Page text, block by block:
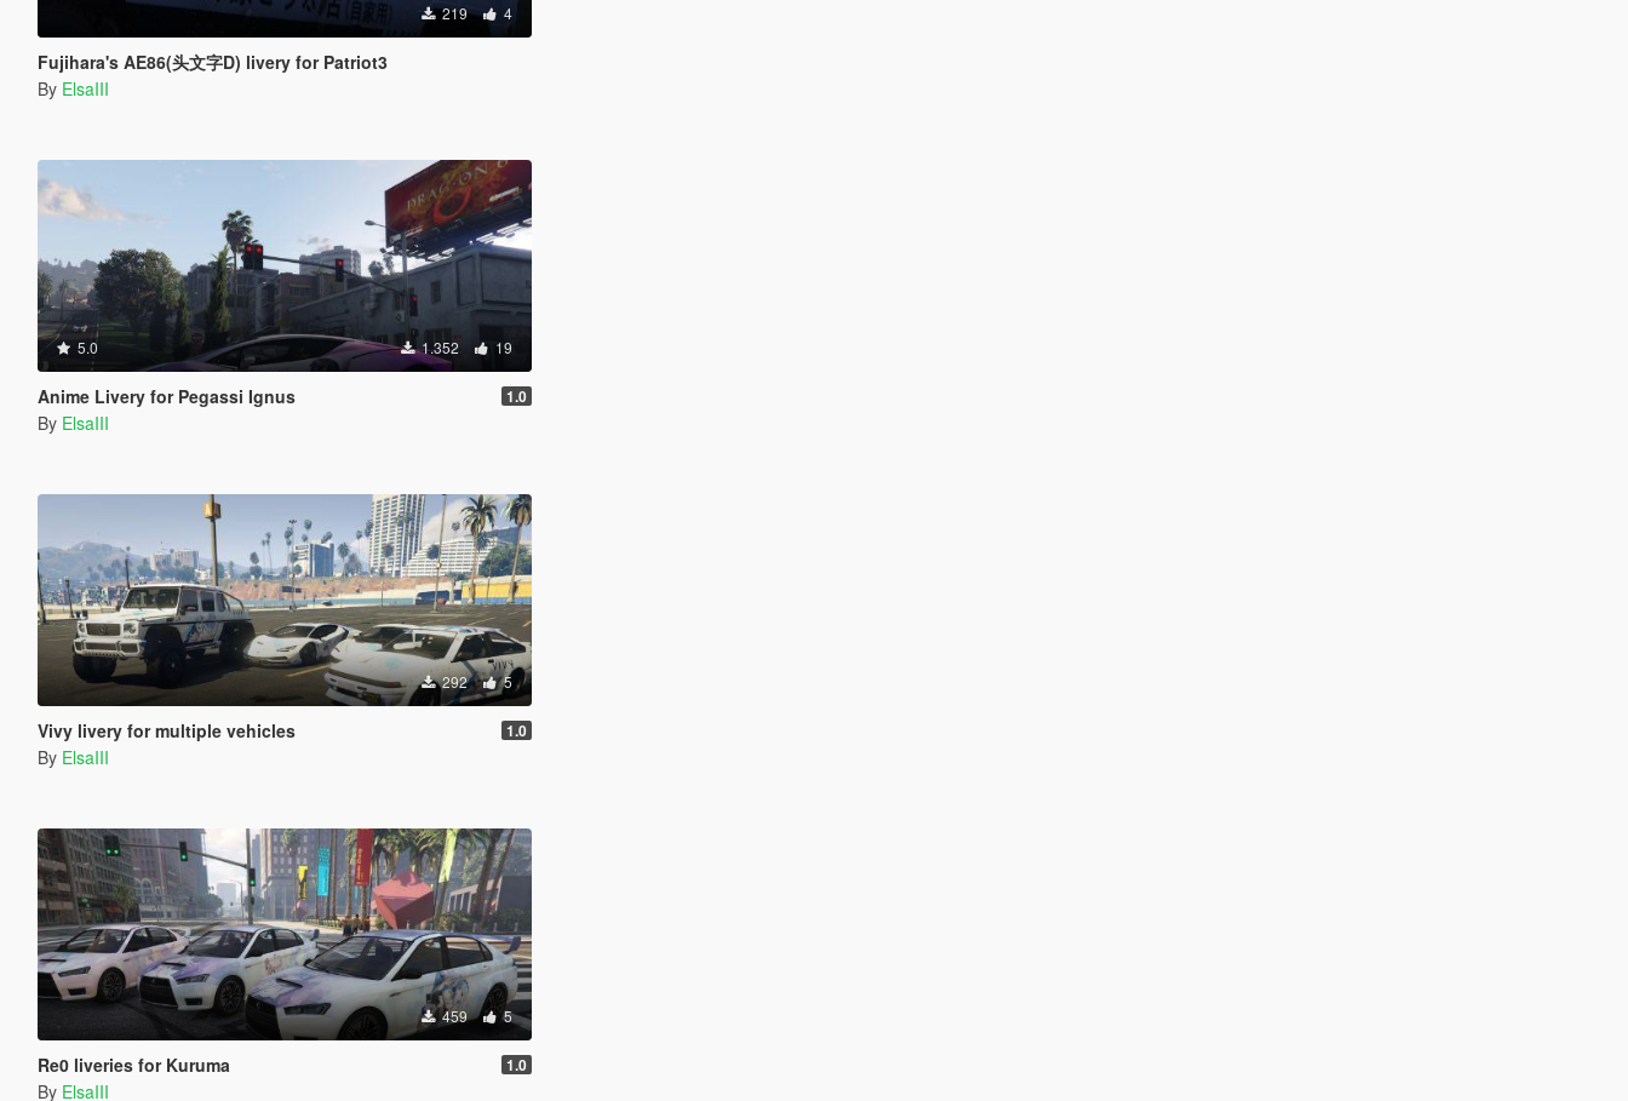
219 4
Fujihara's AE86(头文字D) livery for Patriot3
By ElsaIII
5.0 1.352 19
Anime Livery for Pegassi Ignus 1.0
By ElsaIII
292 5
Vivy livery for multiple vehicles 1.0
By ElsaIII
459 5
Re0 liveries for Kuruma 1.0
By ElsaIII